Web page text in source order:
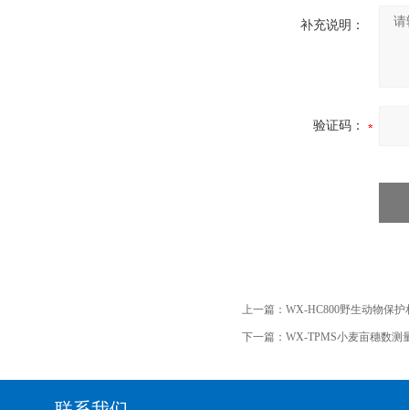
补充说明：
验证码：
上一篇： WX-HC800野生动物保护
下一篇： WX-TPMS小麦亩穗数测